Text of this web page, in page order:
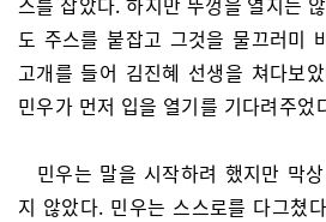
도 주스를 붙잡고 그것을 물끄러미
고개를 들어 김진혜 선생을 쳐다보
민우가 먼저 입을 열기를 기다려주었
민우는 말을 시작하려 했지만 막
지 않았다. 민우는 스스로를 다그쳤